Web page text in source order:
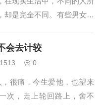
却是完全不同。有些男女在
女甚至因为选择了对方，生
会去计较
1513 0
，很痛，今生爱他，也望来
次，走上轮回路上，舍不